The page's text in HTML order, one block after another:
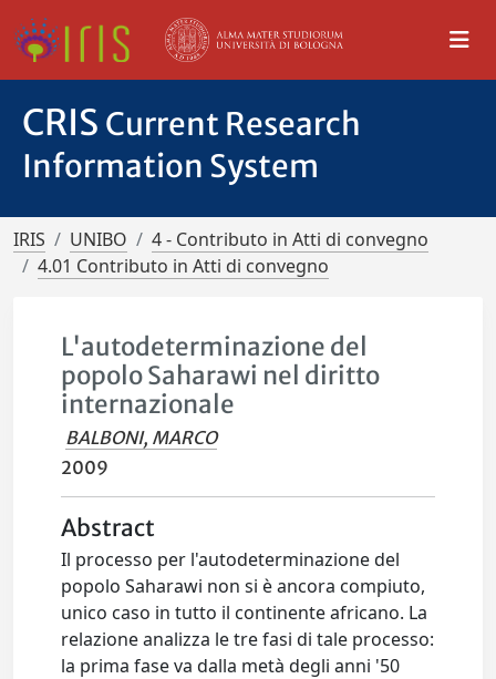
CRIS Current Research
Information System
IRIS UNIBO
4 - Contributo in Atti di convegno
4.01 Contributo in Atti di convegno
L'autodeterminazione del
popolo Saharawi nel diritto
internazionale
BALBONI, MARCO
2009
Abstract
Il processo per l'autodeterminazione del
popolo Saharawi non si è ancora compiuto,
unico caso in tutto il continente africano. La
relazione analizza le tre fasi di tale processo:
la prima fase va dalla metà degli anni '50